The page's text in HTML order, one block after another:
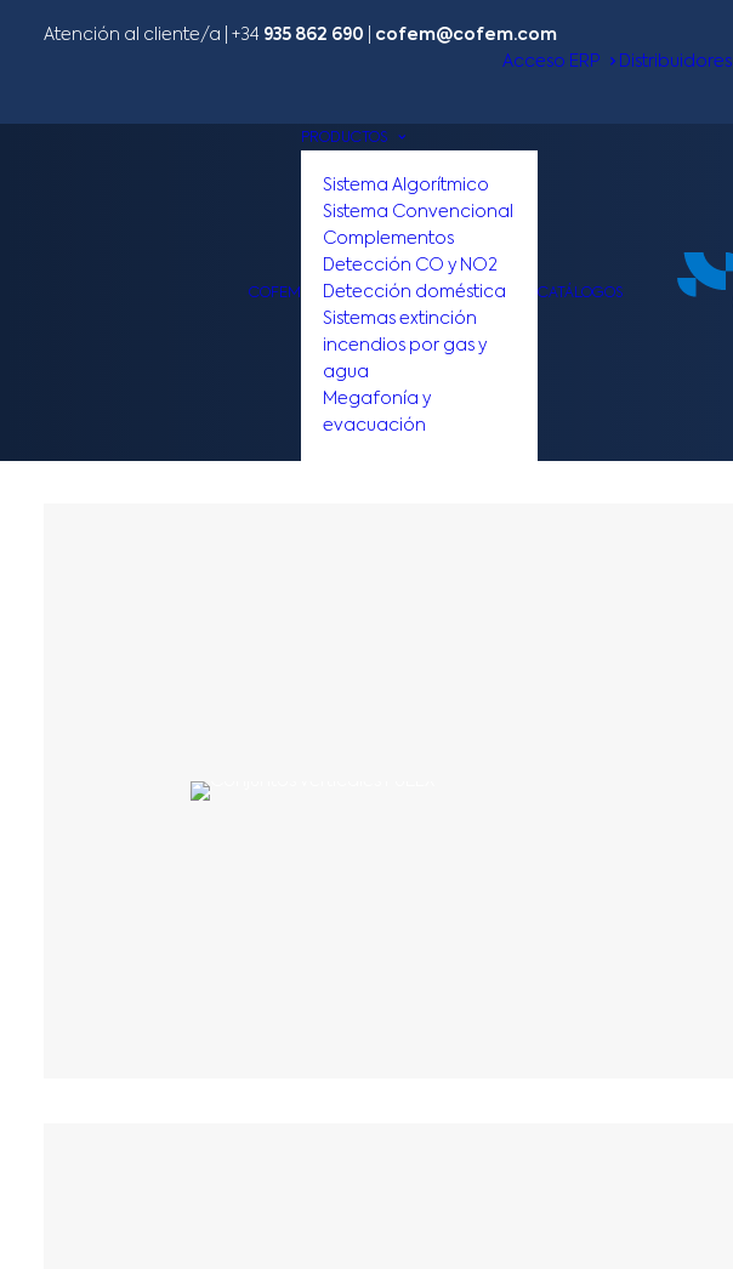
Atención al cliente/a​ | +34 935 862 690
cofem@cofem.com
Acceso ERP
Distribuidores
COFEM
PRODUCTOS
Sistema Algorítmico
Sistema Convencional
Complementos
Detección CO y NO2
Detección doméstica
Sistemas extinción
incendios por gas y
agua
Megafonía y
evacuación
CATÁLOGOS